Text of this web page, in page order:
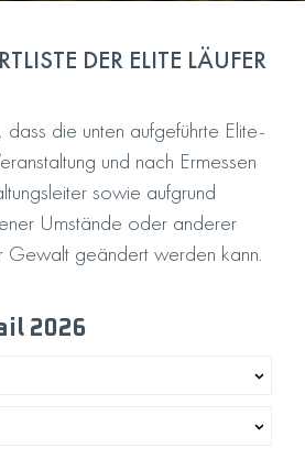
DER ELITE LÄUFER
dass die unten aufgeführte Elite-
und nach Ermessen
sowie aufgrund
Umstände oder anderer
Gewalt geändert werden kann.
2026